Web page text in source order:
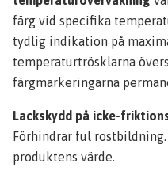
färg vid specifika
tydlig indikation på
temperaturtrösklarna
färgmarkeringarna
Lackskydd på icke-
Förhindrar ful
produktens värde.